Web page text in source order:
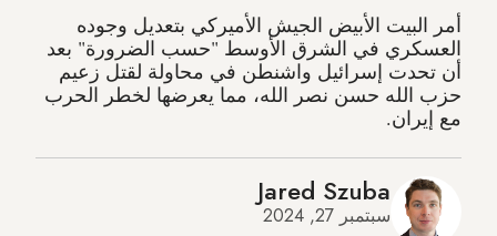
أمر البيت الأبيض الجيش الأميركي بتعديل وجوده
العسكري في الشرق الأوسط "حسب الضرورة" بعد
أن تحدت إسرائيل واشنطن في محاولة لقتل زعيم
حزب الله حسن نصر الله، مما يعرضها لخطر الحرب
مع إيران.
Jared Szuba
سبتمبر 27, 2024